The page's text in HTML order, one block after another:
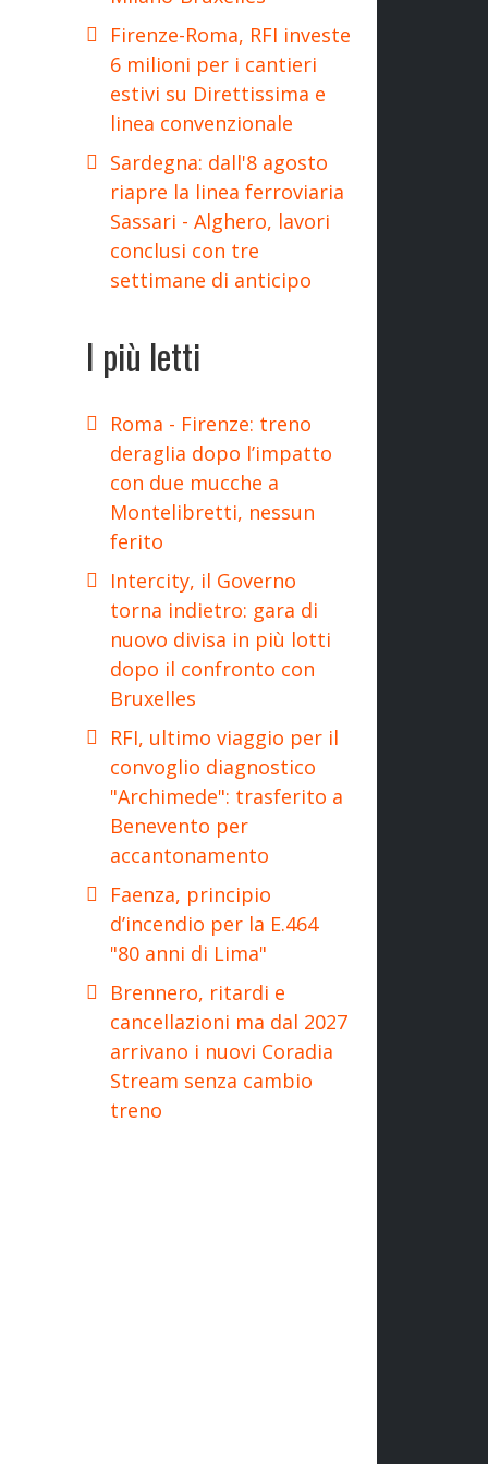
Firenze-Roma, RFI investe
6 milioni per i cantieri
estivi su Direttissima e
linea convenzionale
Sardegna: dall'8 agosto
riapre la linea ferroviaria
Sassari - Alghero, lavori
conclusi con tre
settimane di anticipo
I più letti
Roma - Firenze: treno
deraglia dopo l’impatto
con due mucche a
Montelibretti, nessun
ferito
Intercity, il Governo
torna indietro: gara di
nuovo divisa in più lotti
dopo il confronto con
Bruxelles
RFI, ultimo viaggio per il
convoglio diagnostico
"Archimede": trasferito a
Benevento per
accantonamento
Faenza, principio
d’incendio per la E.464
"80 anni di Lima"
Brennero, ritardi e
cancellazioni ma dal 2027
arrivano i nuovi Coradia
Stream senza cambio
treno